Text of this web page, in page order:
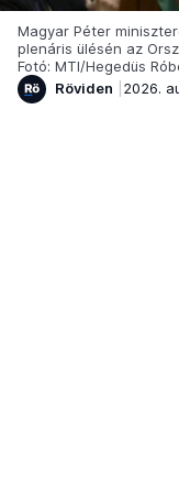
Magyar Péter
plenáris ülésén az
Fotó: MTI/Hegedüs
Röviden
2026.